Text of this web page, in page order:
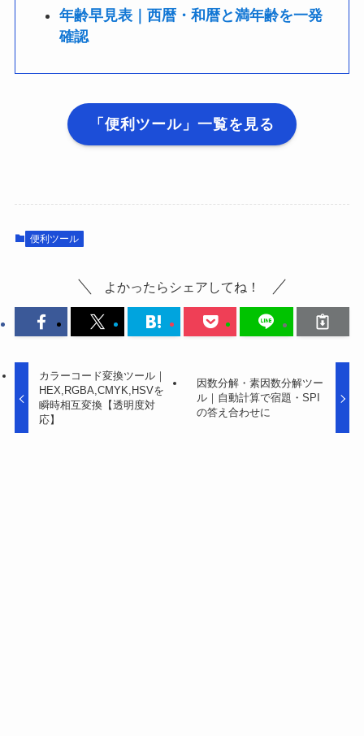
年齢早見表｜西暦・和暦と満年齢を一発
確認
「便利ツール」一覧を見る
便利ツール
よかったらシェアしてね！
カラーコード変換ツール｜
HEX,RGBA,CMYK,HSVを
瞬時相互変換【透明度対
応】
因数分解・素因数分解ツー
ル｜自動計算で宿題・SPI
の答え合わせに